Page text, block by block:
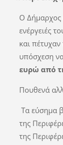
Ο Δήμαρχος
ενέργειές
και
υπόσχεση να
ευρώ από
Πουθενά
Τα εύσημα
της
της